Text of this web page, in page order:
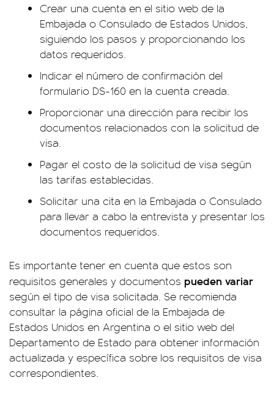
Crear una cuenta en el sitio web de la
Embajada o Consulado de Estados Unidos,
siguiendo los pasos y proporcionando los
datos requeridos.
Indicar el número de confirmación del
formulario DS-160 en la cuenta creada.
Proporcionar una dirección para recibir los
documentos relacionados con la solicitud de
visa.
Pagar el costo de la solicitud de visa según
las tarifas establecidas.
Solicitar una cita en la Embajada o Consulado
para llevar a cabo la entrevista y presentar los
documentos requeridos.
Es importante tener en cuenta que estos son
requisitos generales y documentos pueden variar
según el tipo de visa solicitada. Se recomienda
consultar la página oficial de la Embajada de
Estados Unidos en Argentina o el sitio web del
Departamento de Estado para obtener información
actualizada y específica sobre los requisitos de visa
correspondientes.